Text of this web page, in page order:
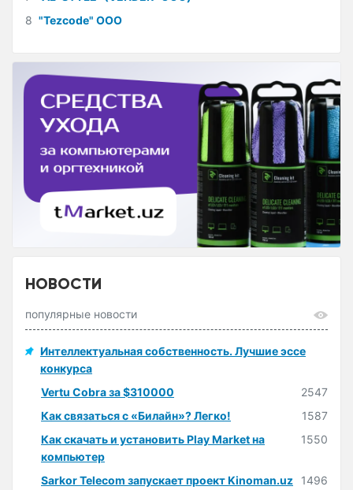
8 "Tezcode" ООО
НОВОСТИ
популярные новости
Интеллектуальная собственность. Лучшие эссе
конкурса
Vertu Cobra за $310000
2547
Как связаться с «Билайн»? Легко!
1587
Как скачать и установить Play Market на
компьютер
1550
Sarkor Telecom запускает проект Kinoman.uz
1496